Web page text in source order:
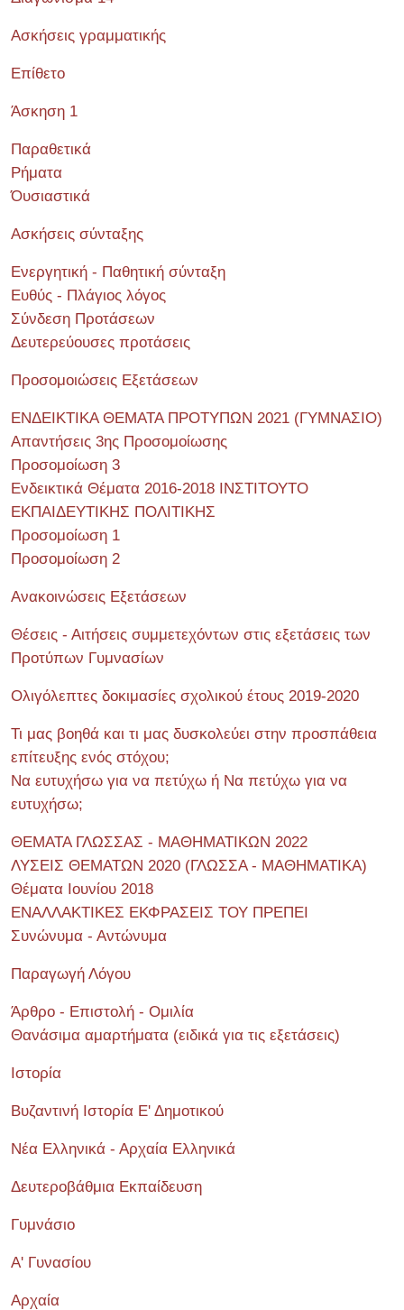
Ασκήσεις γραμματικής
Επίθετο
Άσκηση 1
Παραθετικά
Ρήματα
Όυσιαστικά
Ασκήσεις σύνταξης
Ενεργητική - Παθητική σύνταξη
Ευθύς - Πλάγιος λόγος
Σύνδεση Προτάσεων
Δευτερεύουσες προτάσεις
Προσομοιώσεις Εξετάσεων
ΕΝΔΕΙΚΤΙΚΑ ΘΕΜΑΤΑ ΠΡΟΤΥΠΩΝ 2021 (ΓΥΜΝΑΣΙΟ)
Απαντήσεις 3ης Προσομοίωσης
Προσομοίωση 3
Ενδεικτικά Θέματα 2016-2018 ΙΝΣΤΙΤΟΥΤΟ
ΕΚΠΑΙΔΕΥΤΙΚΗΣ ΠΟΛΙΤΙΚΗΣ
Προσομοίωση 1
Προσομοίωση 2
Ανακοινώσεις Εξετάσεων
Θέσεις - Αιτήσεις συμμετεχόντων στις εξετάσεις των
Προτύπων Γυμνασίων
Ολιγόλεπτες δοκιμασίες σχολικού έτους 2019-2020
Τι μας βοηθά και τι μας δυσκολεύει στην προσπάθεια
επίτευξης ενός στόχου;
Να ευτυχήσω για να πετύχω ή Να πετύχω για να
ευτυχήσω;
ΘΕΜΑΤΑ ΓΛΩΣΣΑΣ - ΜΑΘΗΜΑΤΙΚΩΝ 2022
ΛΥΣΕΙΣ ΘΕΜΑΤΩΝ 2020 (ΓΛΩΣΣΑ - ΜΑΘΗΜΑΤΙΚΑ)
Θέματα Ιουνίου 2018
ΕΝΑΛΛΑΚΤΙΚΕΣ ΕΚΦΡΑΣΕΙΣ ΤΟΥ ΠΡΕΠΕΙ
Συνώνυμα - Αντώνυμα
Παραγωγή Λόγου
Άρθρο - Επιστολή - Ομιλία
Θανάσιμα αμαρτήματα (ειδικά για τις εξετάσεις)
Ιστορία
Βυζαντινή Ιστορία Ε' Δημοτικού
Νέα Ελληνικά - Αρχαία Ελληνικά
Δευτεροβάθμια Εκπαίδευση
Γυμνάσιο
Α' Γυνασίου
Αρχαία